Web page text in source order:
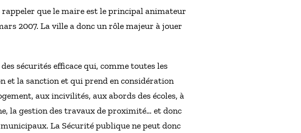
que le maire est le principal animateur
2007. La ville a donc un rôle majeur à jouer
sécurités efficace qui, comme toutes les
et la sanction et qui prend en considération
aux incivilités, aux abords des écoles, à
la gestion des travaux de proximité… et donc
La Sécurité publique ne peut donc